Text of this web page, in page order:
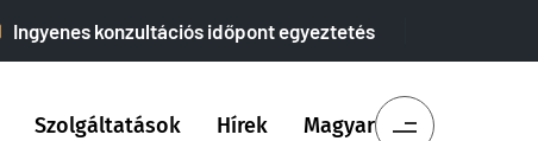
Ingyenes konzultációs időpont egyeztetés
Szolgáltatások Hírek Magyar